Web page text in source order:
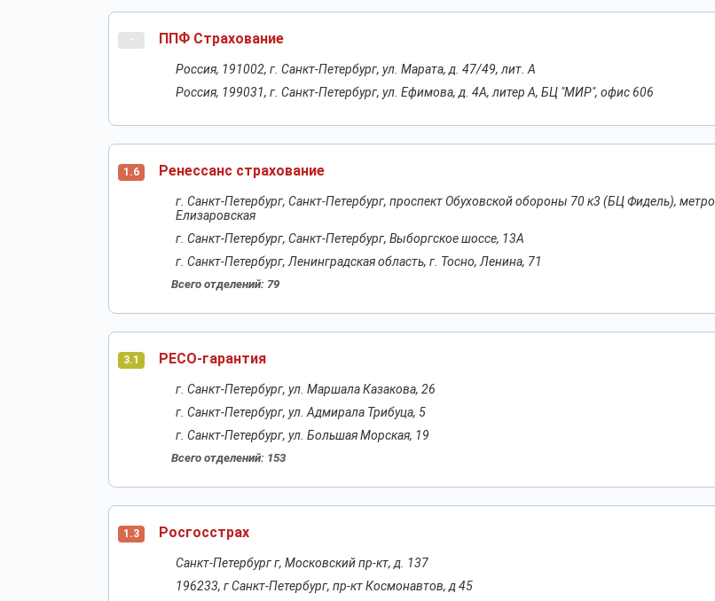
- ППФ Страхование
Россия, 191002, г. Санкт-Петербург, ул. Марата, д. 47/49, лит. А
Россия, 199031, г. Санкт-Петербург, ул. Ефимова, д. 4А, литер А, БЦ "МИР", офис 606
1.6 Ренессанс страхование
г. Санкт-Петербург, Санкт-Петербург, проспект Обуховской обороны 70 к3 (БЦ Фидель), метро
Елизаровская
г. Санкт-Петербург, Санкт-Петербург, Выборгское шоссе, 13А
г. Санкт-Петербург, Ленинградская область, г. Тосно, Ленина, 71
Всего отделений: 79
3.1 РЕСО-гарантия
г. Санкт-Петербург, ул. Маршала Казакова, 26
г. Санкт-Петербург, ул. Адмирала Трибуца, 5
г. Санкт-Петербург, ул. Большая Морская, 19
Всего отделений: 153
1.3 Росгосстрах
Санкт-Петербург г, Московский пр-кт, д. 137
196233, г Санкт-Петербург, пр-кт Космонавтов, д 45